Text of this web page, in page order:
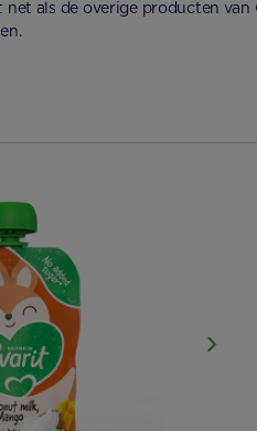
als de overige producten van